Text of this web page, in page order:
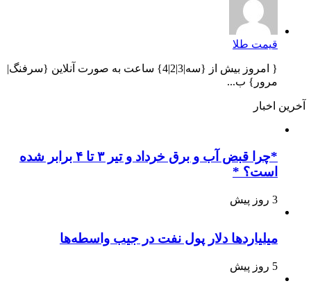
قیمت طلا
{ امروز بیش از {سه|3|2|4} ساعت به صورت آنلاین {سرفنگ|
مرور} ب...
آخرین اخبار
*چرا قبض آب و برق خرداد و تیر ۳ تا ۴ برابر شده
است؟ *
3 روز پیش
میلیاردها دلار پول نفت در جیب واسطه‌ها
5 روز پیش